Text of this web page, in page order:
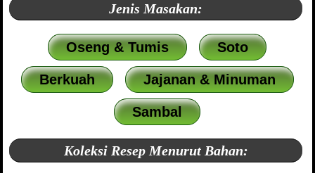
Jenis Masakan:
Oseng & Tumis Soto
Berkuah Jajanan & Minuman
Sambal
Koleksi Resep Menurut Bahan: